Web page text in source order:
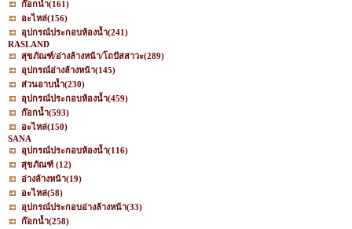
ก๊อกน้ำ(161)
อะไหล่(156)
อุปกรณ์ประกอบห้องน้ำ(241)
RASLAND
สุขภัณฑ์/อ่างล้างหน้า/โถปัสสาวะ(289)
อุปกรณ์อ่างล้างหน้า(145)
ส่วนอาบน้ำ(230)
อุปกรณ์ประกอบห้องน้ำ(459)
ก๊อกน้ำ(593)
อะไหล่(150)
SANA
อุปกรณ์ประกอบห้องน้ำ(116)
สุขภัณฑ์ (12)
อ่างล้างหน้า(19)
อะไหล่(58)
อุปกรณ์ประกอบอ่างล้างหน้า(33)
ก๊อกน้ำ(258)